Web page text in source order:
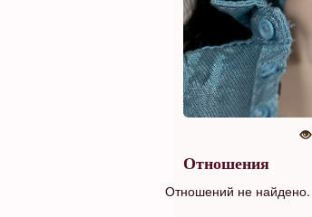
Отношения
Отношений не найдено.